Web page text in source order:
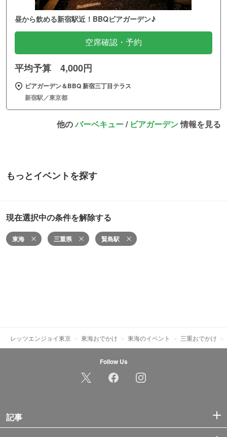
昼から飲める新宿駅近！BBQビアガーデン♪
空席確認・予約
平均予算 4,000円
ビアガーデン＆BBQ 新宿三丁目テラス
新宿駅／東京都
他のバーベキュー/ ビアガーデン情報を見る
もっとイベントを探す
現在選択中の条件を解除する
東海 三重県 賢島駅
レッツエンジョイ東京 東海おでかけ 東海のイベント 三重おでかけ
Follow Us
記事